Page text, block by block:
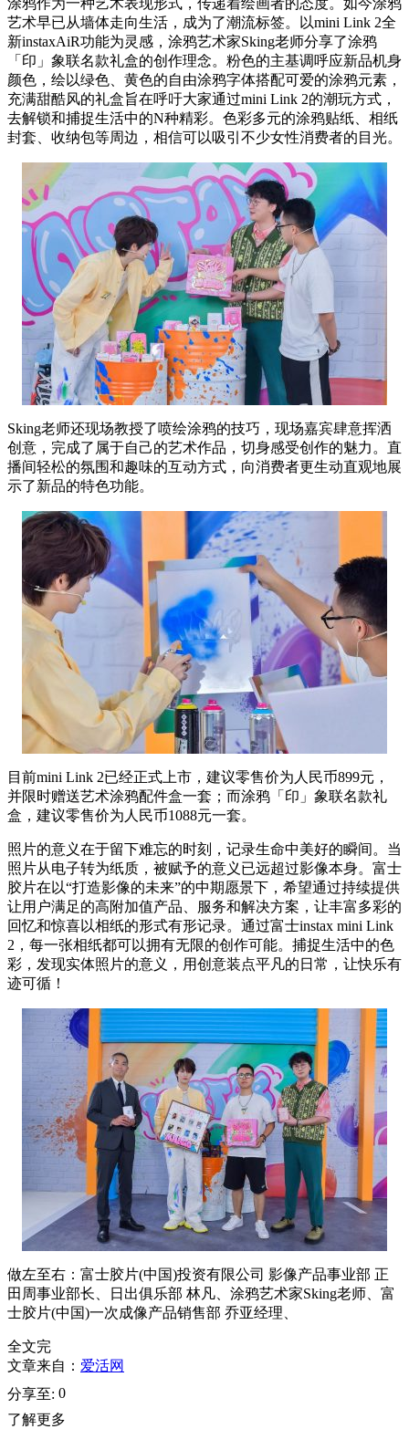
涂鸦作为一种艺术表现形式，传递着绘画者的态度。如今涂鸦
艺术早已从墙体走向生活，成为了潮流标签。以mini Link 2全
新instaxAiR功能为灵感，涂鸦艺术家Sking老师分享了涂鸦
「印」象联名款礼盒的创作理念。粉色的主基调呼应新品机身
颜色，绘以绿色、黄色的自由涂鸦字体搭配可爱的涂鸦元素，
充满甜酷风的礼盒旨在呼吁大家通过mini Link 2的潮玩方式，
去解锁和捕捉生活中的N种精彩。色彩多元的涂鸦贴纸、相纸
封套、收纳包等周边，相信可以吸引不少女性消费者的目光。
Sking老师还现场教授了喷绘涂鸦的技巧，现场嘉宾肆意挥洒
创意，完成了属于自己的艺术作品，切身感受创作的魅力。直
播间轻松的氛围和趣味的互动方式，向消费者更生动直观地展
示了新品的特色功能。
目前mini Link 2已经正式上市，建议零售价为人民币899元，
并限时赠送艺术涂鸦配件盒一套；而涂鸦「印」象联名款礼
盒，建议零售价为人民币1088元一套。
照片的意义在于留下难忘的时刻，记录生命中美好的瞬间。当
照片从电子转为纸质，被赋予的意义已远超过影像本身。富士
胶片在以“打造影像的未来”的中期愿景下，希望通过持续提供
让用户满足的高附加值产品、服务和解决方案，让丰富多彩的
回忆和惊喜以相纸的形式有形记录。通过富士instax mini Link
2，每一张相纸都可以拥有无限的创作可能。捕捉生活中的色
彩，发现实体照片的意义，用创意装点平凡的日常，让快乐有
迹可循！
做左至右：富士胶片(中国)投资有限公司 影像产品事业部 正
田周事业部长、日出俱乐部 林凡、涂鸦艺术家Sking老师、富
士胶片(中国)一次成像产品销售部 乔亚经理、
全文完
文章来自： 爱活网
分享至: 0
了解更多